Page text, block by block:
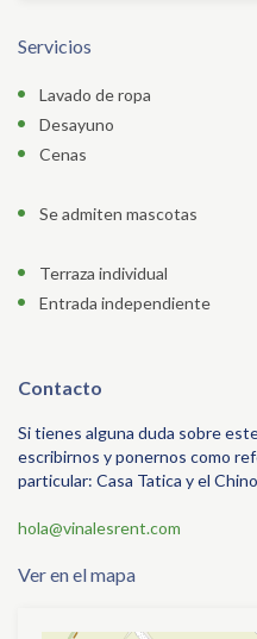
Servicios
Lavado de ropa
Desayuno
Cenas
Se admiten mascotas
Terraza individual
Entrada independiente
Contacto
Si tienes alguna duda sobre
escribirnos y ponernos como
particular: Casa Tatica y el Chino
hola@vinalesrent.com
Ver en el mapa